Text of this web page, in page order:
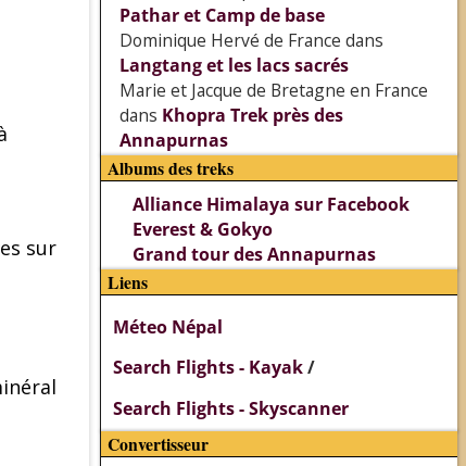
sur
Pathar et Camp de base
Dominique Hervé de France dans
Langtang et les lacs sacrés
Marie et Jacque de Bretagne en France
dans Khopra Trek près des
Annapurnas
Albums des treks
Alliance Himalaya sur Facebook
Everest & Gokyo
Grand tour des Annapurnas
Liens
Méteo Népal
Search Flights - Kayak/
Search Flights - Skyscanner
Convertisseur